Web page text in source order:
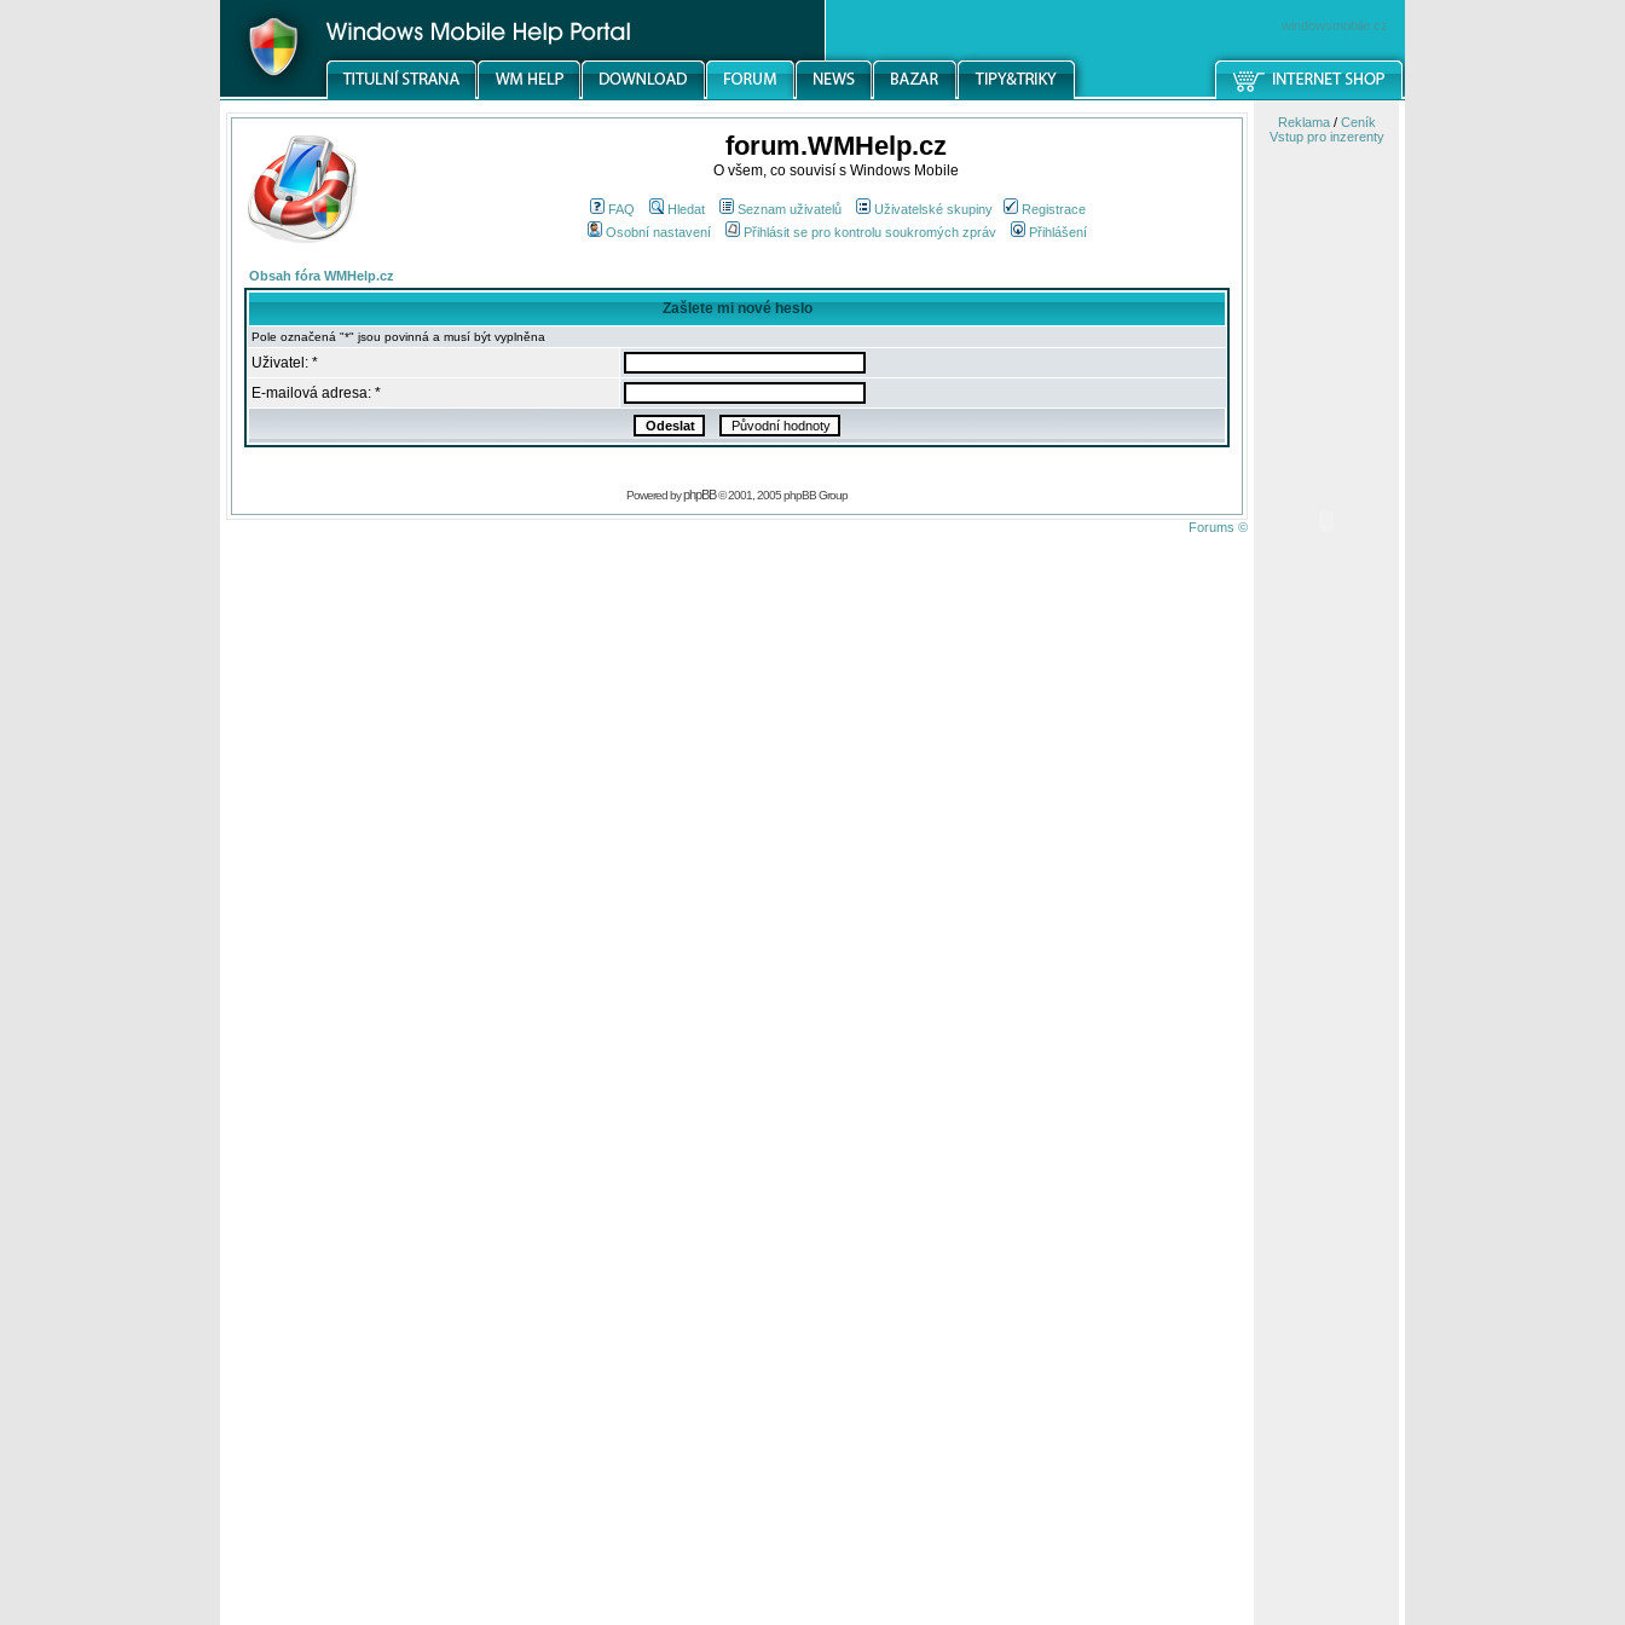
windowsmobile.cz
forum.WMHelp.cz
O všem, co souvisí s Windows Mobile
FAQ Hledat Seznam uživatelů Uživatelské skupiny
Registrace
Osobní nastavení
Přihlásit se pro kontrolu soukromých zpráv Přihlášení
Obsah fóra WMHelp.cz
Zašlete mi nové heslo
Pole označená "*" jsou povinná a musí být vyplněna
Uživatel: *
E-mailová adresa: *
Powered byphpBB© 2001, 2005 phpBB Group
Forums ©
Reklama/ Ceník
Vstup pro inzerenty